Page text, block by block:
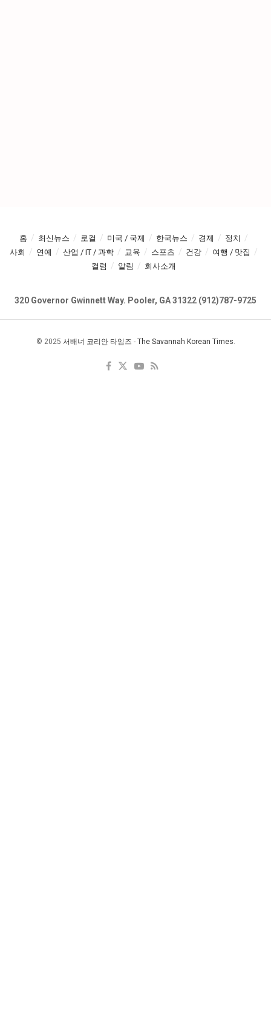
홈 최신뉴스 로컬 미국 / 국제 한국뉴스 경제
정치
사회
연예 산업 / IT / 과학 교육 스포츠 건강
여행 / 맛집
컬럼
알림 회사소개
320 Governor Gwinnett Way. Pooler, GA 31322 (912)787-9725
© 2025 서배너 코리안 타임즈 - The Savannah Korean Times.